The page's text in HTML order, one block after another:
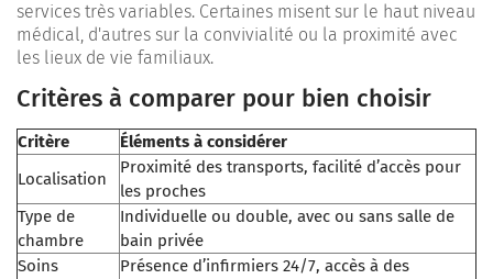
services très variables. Certaines misent sur le haut niveau
médical, d'autres sur la convivialité ou la proximité avec
les lieux de vie familiaux.
Critères à comparer pour bien choisir
Critère
Éléments à considérer
Localisation
Proximité des transports, facilité d’accès pour
les proches
Type de
chambre
Individuelle ou double, avec ou sans salle de
bain privée
Soins
Présence d’infirmiers 24/7, accès à des